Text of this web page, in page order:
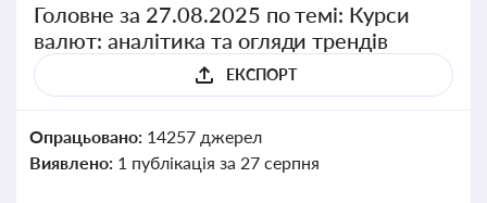
Головне за 27.08.2025 по темі: Курси
валют: аналітика та огляди трендів
ЕКСПОРТ
Опрацьовано: 14257 джерел
Виявлено: 1 публікація за 27 серпня